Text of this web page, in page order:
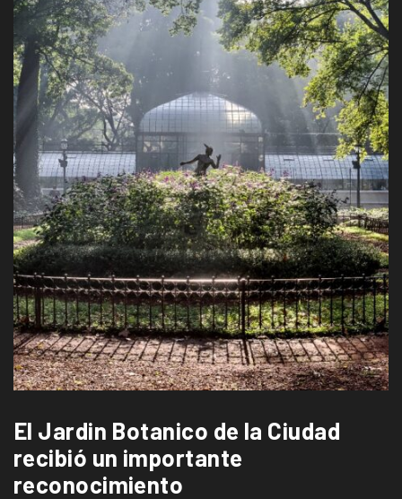
El Jardin Botanico de la Ciudad
recibió un importante
reconocimiento